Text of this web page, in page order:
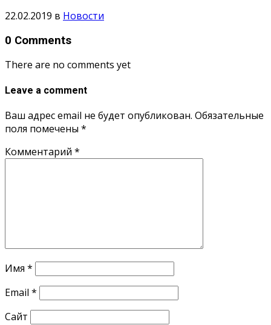
22.02.2019 в Новости
0 Comments
There are no comments yet
Leave a comment
Ваш адрес email не будет опубликован. Обязательные
поля помечены *
Комментарий *
Имя *
Email *
Сайт